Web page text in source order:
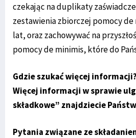
czekając na duplikaty
zestawienia zbiorczej pomocy
lat, oraz zachowywać na
pomocy de minimis, które do
Gdzie szukać więcej informacji?
Więcej informacji w sprawie
składkowe” znajdziecie
Pytania związane ze